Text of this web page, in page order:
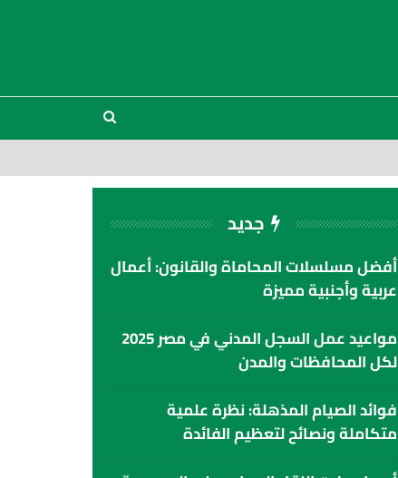
جديد
أفضل مسلسلات المحاماة والقانون: أعمال
عربية وأجنبية مميزة
مواعيد عمل السجل المدني في مصر 2025
لكل المحافظات والمدن
فوائد الصيام المذهلة: نظرة علمية
متكاملة ونصائح لتعظيم الفائدة